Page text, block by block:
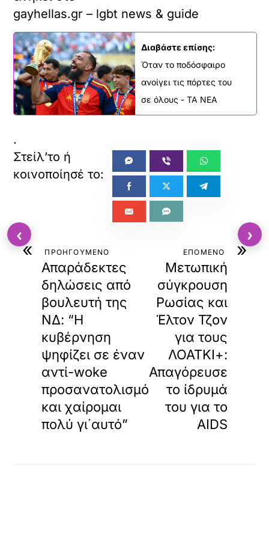
φ
ρ
τ
ώ
σ
ε
τ
ε
τ
ό
ο
μ
gayhellas.gr – lgbt news & guide
Διαβάστε επίσης:
Όταν το ποδόσφαιρο
ανοίγει τις πόρτες του
σε όλους - ΤΑ ΝΕΑ
.
« ΠΡΟΗΓΟΥΜΕΝΟ
Απαράδεκτες
δηλώσεις από
βουλευτή της
ΝΔ: “Η
κυβέρνηση
ψηφίζει σε έναν
αντί-woke
προσανατολισμό
και χαίρομαι
πολύ γι΄αυτό”
»
ΕΠΟΜΕΝΟ
Μετωπική
σύγκρουση
Ρωσίας και
Έλτον Τζον
για τους
ΛΟΑΤΚΙ+:
Απαγόρευσε
το ίδρυμά
του για το
AIDS
‹ ›